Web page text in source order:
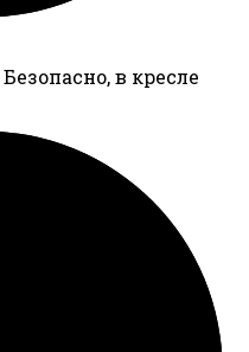
Безопасно, в кресле